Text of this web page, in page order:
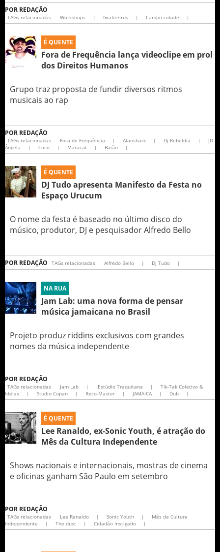
POR REDAÇÃO
TAGs relacionadas Workshops | Grafiteiros | Campo cidade |
É QUENTE
Fora de Frequência lança videoclipe em prol
Grupo traz proposta de fundir diversos ritmos
musicais ao rap
POR REDAÇÃO
TAGs relacionadas Fora de Frequência | Alanshark | Dj Rebeldia |
JD
Ângela
| Coco | Maracat | Baião |
É QUENTE
DJ Tudo apresenta Manifesto da Festa no
Espaço Urucum
O nome da festa é baseado no último disco do
músico, produtor, DJ e pesquisador Alfredo Bello
POR REDAÇÃO TAGs relacionadas Alfredo Bello | DJ Tudo |
NA RUA
Jam Lab: uma nova forma de pensar
música jamaicana no Brasil
Projeto produz riddins exclusivos com grandes
nomes da música independente
POR REDAÇÃO
TAGs relacionadas Jam Lab | Estúdio Traquitana |
Tik-Tak Coletivo &
Ideias
| Studio Copan | Reco-Master | JAMAICA | Dub |
É QUENTE
Lee Ranaldo, ex-Sonic Youth, é atração do
Mês da Cultura Independente
Shows nacionais e internacionais, mostras de cinema
e oficinas ganham São Paulo em setembro
POR REDAÇÃO
TAGs relacionadas Lee Ranaldo | Sonic Youth |
Mês da Cultura
Independente
| The dust | Cidadão Instigado |